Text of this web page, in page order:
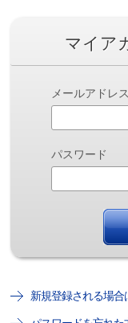
マイア
メールアドレス
パスワード
新規登録される場合